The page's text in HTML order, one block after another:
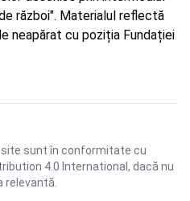
război". Materialul reflectă
neapărat cu poziția Fundației
sunt în conformitate cu
4.0 International , dacă nu